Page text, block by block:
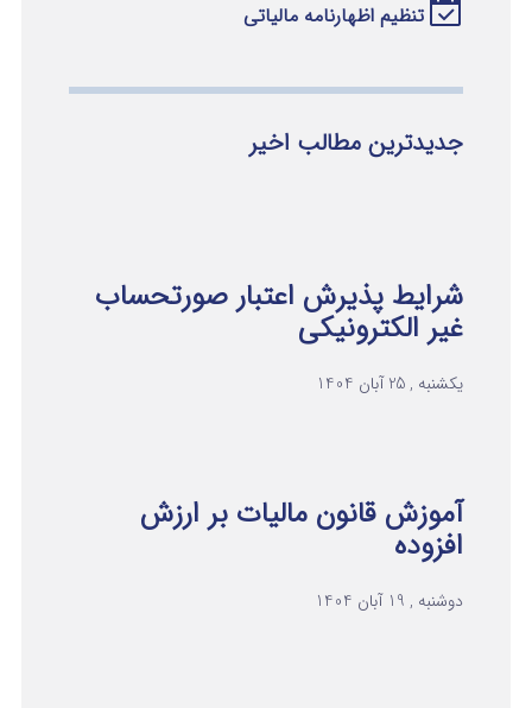
تنظیم اظهارنامه مالیاتی
جدیدترین مطالب اخیر
شرایط پذیرش اعتبار صورتحساب
غیر الکترونیکی
یکشنبه , 25 آبان 1404
آموزش قانون مالیات بر ارزش
افزوده
دوشنبه , 19 آبان 1404